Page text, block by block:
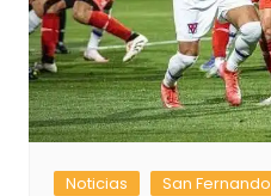
Noticias San Fernando